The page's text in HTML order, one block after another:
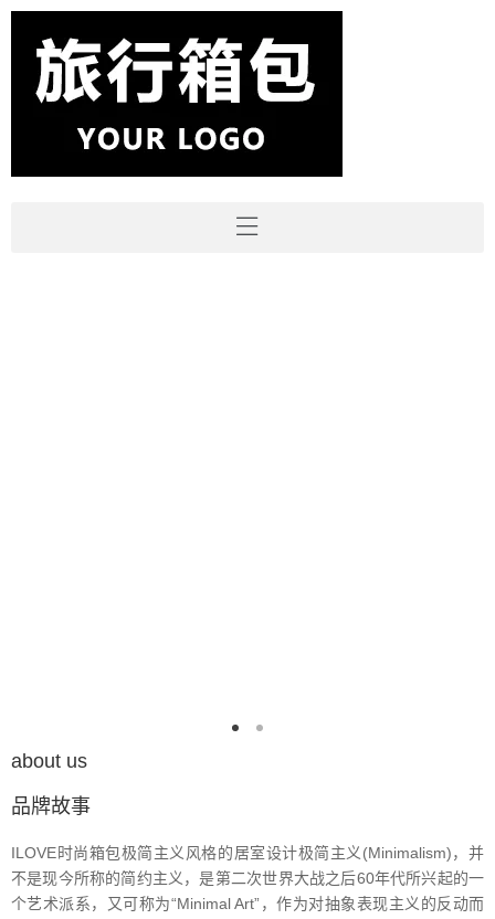
about us
品牌故事
ILOVE时尚箱包极简主义风格的居室设计极简主义(Minimalism)，并
不是现今所称的简约主义，是第二次世界大战之后60年代所兴起的一
个艺术派系，又可称为“Minimal Art”，作为对抽象表现主义的反动而